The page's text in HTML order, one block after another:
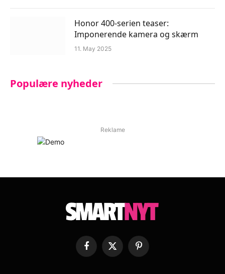
Honor 400-serien teaser:
Imponerende kamera og skærm
11. May 2025
Populære nyheder
Reklame
Facebook
X
(Twitter)
Pinterest